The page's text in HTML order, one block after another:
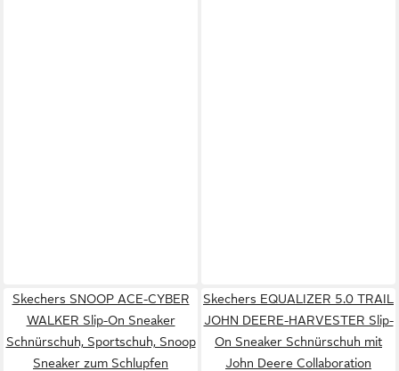
Skechers SNOOP ACE-CYBER
WALKER Slip-On Sneaker
Schnürschuh, Sportschuh, Snoop
Sneaker zum Schlupfen
Skechers EQUALIZER 5.0 TRAIL
JOHN DEERE-HARVESTER Slip-
On Sneaker Schnürschuh mit
John Deere Collaboration